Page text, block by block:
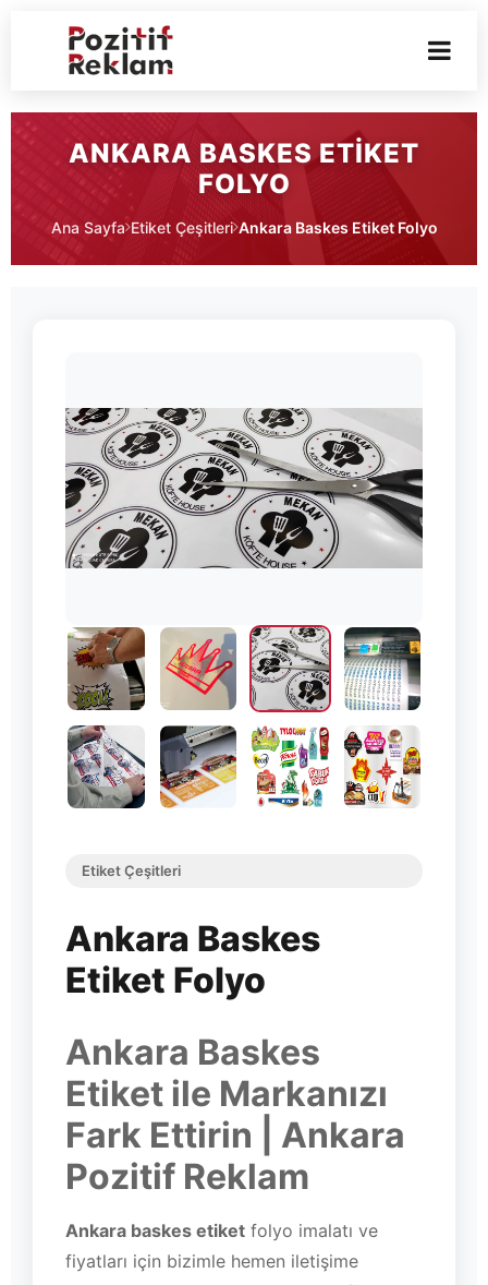
ANKARA BASKES ETIKET
FOLYO
Ana Sayfa Etiket Çeşitleri Ankara Baskes Etiket Folyo
Etiket Çeşitleri
Ankara Baskes
Etiket Folyo
Ankara Baskes
Etiket ile Markanızı
Fark Ettirin | Ankara
Pozitif Reklam
Ankara baskes etiket folyo imalatı ve
fiyatları için bizimle hemen iletişime